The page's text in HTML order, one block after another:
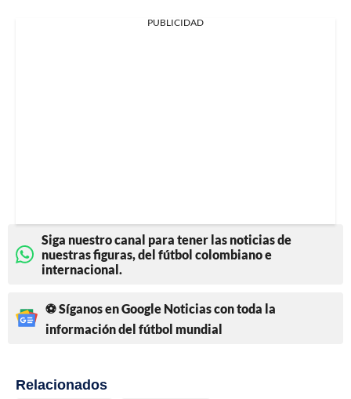
PUBLICIDAD
Siga nuestro canal para tener las noticias de
nuestras figuras, del fútbol colombiano e
internacional.
⚽ Síganos en Google Noticias con toda la
información del fútbol mundial
Relacionados